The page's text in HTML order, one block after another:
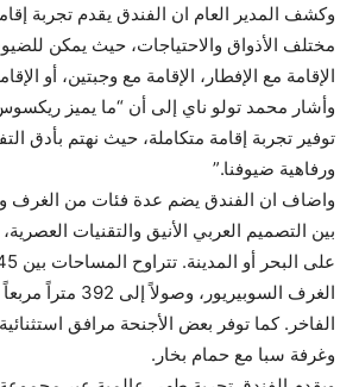
وكشف المدير العام ان الفندق يقدم تجربة
مختلف الأذواق والاحتياجات، حيث يمكن
الإقامة مع الإفطار، الإقامة مع وجبتين، أو
وأشار محمد تولو ناي إلى أن “ما يميز
توفير تجربة إقامة متكاملة، حيث نهتم بأدق
ورفاهية ضيوفنا.”
واضاف ان الفندق يضم عدة فئات من الغرف
بين التصميم العربي الأنيق والتقنيات
الغرف السوبيريور،
الفاخر. كما توفر بعض الأجنحة مرافق
وغرفة سبا مع حمام بخار.